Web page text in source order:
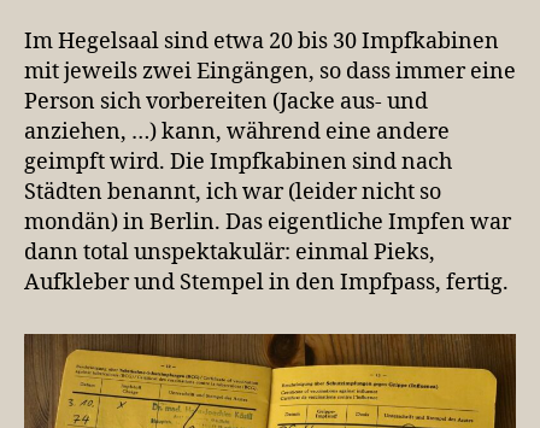
Im Hegelsaal sind etwa 20 bis 30 Impfkabinen
mit jeweils zwei Eingängen, so dass immer eine
Person sich vorbereiten (Jacke aus- und
anziehen, …) kann, während eine andere
geimpft wird. Die Impfkabinen sind nach
Städten benannt, ich war (leider nicht so
mondän) in Berlin. Das eigentliche Impfen war
dann total unspektakulär: einmal Pieks,
Aufkleber und Stempel in den Impfpass, fertig.